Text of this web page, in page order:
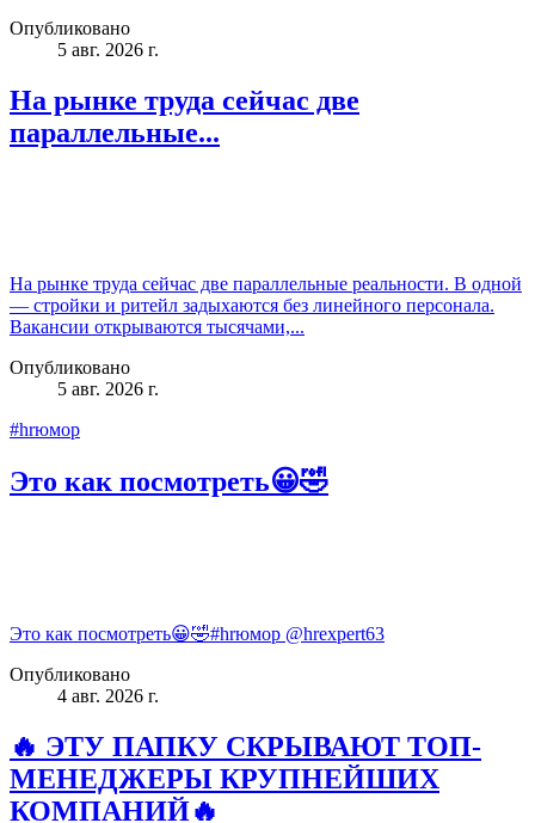
Опубликовано
5 авг. 2026 г.
На рынке труда сейчас две
параллельные...
На рынке труда сейчас две параллельные реальности. В одной
— стройки и ритейл задыхаются без линейного персонала.
Вакансии открываются тысячами,...
Опубликовано
5 авг. 2026 г.
#hrюмор
Это как посмотреть😀🤣
Это как посмотреть😀🤣#hrюмор @hrexpert63
Опубликовано
4 авг. 2026 г.
🔥 ЭТУ ПАПКУ СКРЫВАЮТ ТОП-
МЕНЕДЖЕРЫ КРУПНЕЙШИХ
КОМПАНИЙ🔥